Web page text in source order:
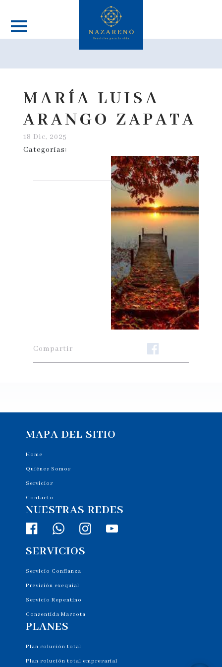
MARÍA LUISA
ARANGO ZAPATA
18 Dic, 2025
Categorías:
Compartir
MAPA DEL SITIO
Home
Quiénes Somos
Servicios
Contacto
NUESTRAS REDES
SERVICIOS
Servicio Confianza
Previsión exequial
Servicio Repentino
Consentida Mascota
PLANES
Plan solución total
Plan solución total empresarial